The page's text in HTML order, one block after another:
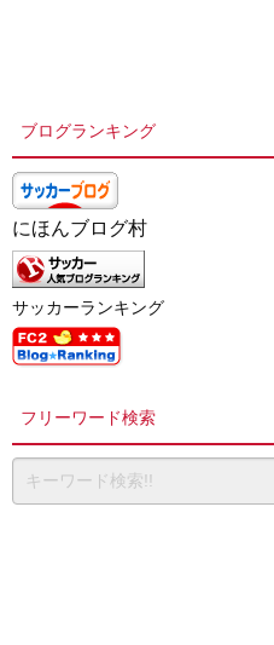
ブログランキング
にほんブログ村
サッカーランキング
フリーワード検索